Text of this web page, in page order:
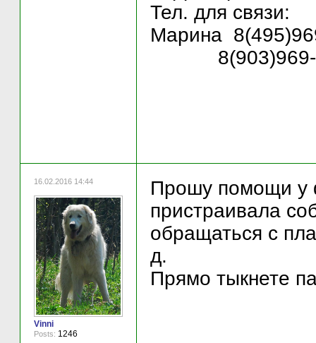
Тел. для связи:
Марина
8(903)969-
16.02.2016 14:44
Vinni
Posts: 1246
Прошу помощи у
пристраивала
обращаться с
д.
Прямо тыкнете